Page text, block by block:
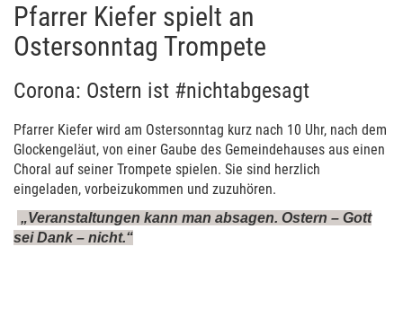
Pfarrer Kiefer spielt an
Ostersonntag Trompete
Corona: Ostern ist #nichtabgesagt
Pfarrer Kiefer wird am Ostersonntag kurz nach 10 Uhr, nach dem
Glockengeläut, von einer Gaube des Gemeindehauses aus einen
Choral auf seiner Trompete spielen. Sie sind herzlich
eingeladen, vorbeizukommen und zuzuhören.
„Veranstaltungen kann man absagen. Ostern – Gott
sei Dank – nicht.“